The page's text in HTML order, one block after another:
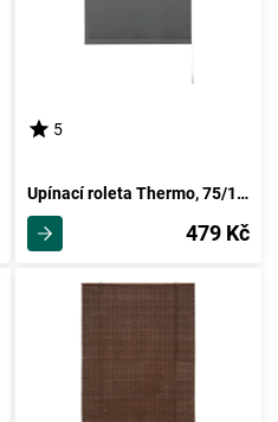
5
Upínací roleta Thermo, 75/150cm, Břidlicová
479 Kč